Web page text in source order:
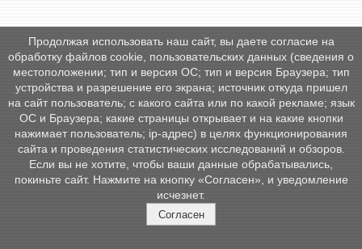
Продолжая использовать наш сайт, вы даете согласие на
обработку файлов cookie, пользовательских данных (сведения о
местоположении; тип и версия ОС; тип и версия Браузера; тип
устройства и разрешение его экрана; источник откуда пришел
на сайт пользователь; с какого сайта или по какой рекламе; язык
ОС и Браузера; какие страницы открывает и на какие кнопки
нажимает пользователь; ip-адрес) в целях функционирования
сайта и проведения статистических исследований и обзоров.
Если вы не хотите, чтобы ваши данные обрабатывались,
покиньте сайт. Нажмите на кнопку «Согласен», и уведомление
исчезнет.
Согласен